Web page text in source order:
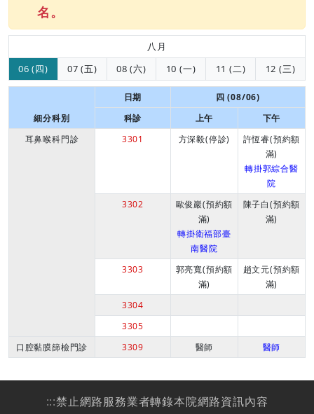
名。
八月
06 (四)
07 (五) 08 (六) 10 (一) 11 (二) 12 (三)
細分科別
日期
四 (08/06)
科診
上午
下午
耳鼻喉科門診
3301 方深毅(停診)
許恆睿(預約額
滿)
轉掛郭綜合醫
院
3302
歐俊巖(預約額
滿)
轉掛衛福部臺
南醫院
陳子白(預約額
滿)
3303
郭亮寬(預約額
滿)
趙文元(預約額
滿)
3304
3305
口腔黏膜篩檢門診
3309 醫師 醫師
:::禁止網路服務業者轉錄本院網路資訊內容